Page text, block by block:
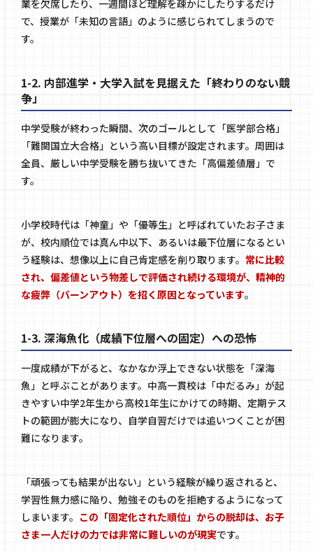
業を欠席したり、一週間ほど理解を疎かにしたりするだけ
で、授業が「未知の言語」のように感じられてしまうので
す。
1-2. 内部進学・大学入試を見据えた「終わりのない競
争」
中学受験が終わった瞬間、次のゴールとして「医学部合格」
「難関国立大合格」という高い目標が設定されます。周囲は
全員、厳しい中学受験を勝ち抜いてきた「高偏差値層」で
す。
小学校時代は「神童」や「優等生」と呼ばれていたお子さま
が、校内順位では真ん中以下、あるいは最下位層になるとい
う経験は、想像以上に自己肯定感を削り取ります。 常に比較
され、偏差値という物差しで評価され続ける環境が、精神的
な疲弊（バーンアウト）を招く原因となっています。
1-3. 深海魚化（成績下位層への固定）への恐怖
一度成績が下がると、なかなか浮上できない状態を「深海
魚」と呼ぶことがあります。中高一貫校は「中だるみ」が起
きやすい中学2年生から高校1年生にかけての時期、定期テス
トの範囲が膨大になり、自学自習だけでは追いつくことが困
難になります。
「頑張っても結果が出ない」という経験が繰り返されると、
学習性無力感に陥り、勉強そのものを拒絶するようになって
しまいます。 この「固定化された順位」からの脱却は、お子
さま一人だけの力では非常に難しいのが現実です。